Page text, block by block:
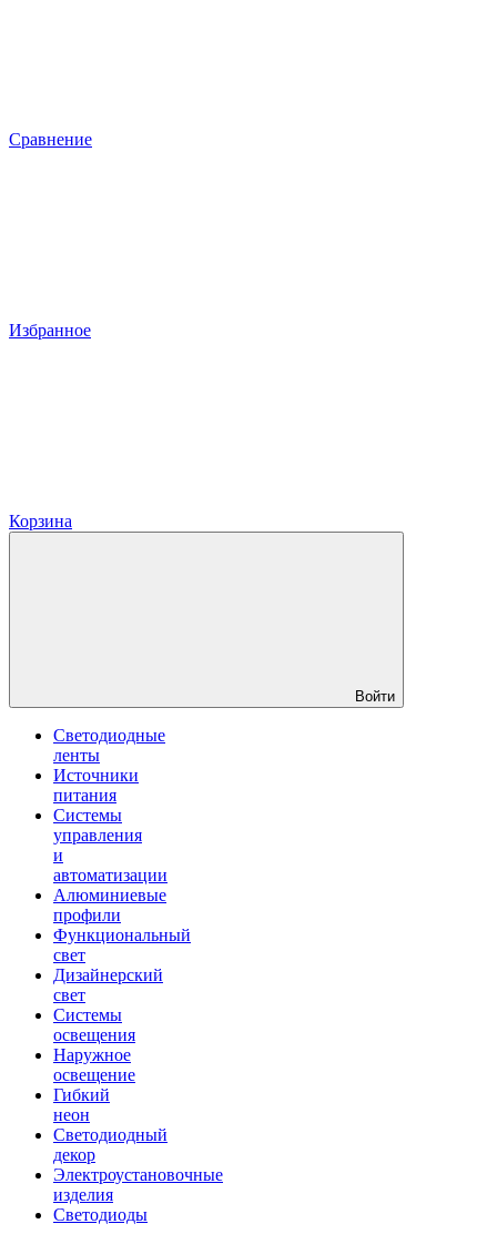
Сравнение
Избранное
Корзина
Войти
Светодиодные
ленты
Источники
питания
Системы
управления
и
автоматизации
Алюминиевые
профили
Функциональный
свет
Дизайнерский
свет
Системы
освещения
Наружное
освещение
Гибкий
неон
Светодиодный
декор
Электроустановочные
изделия
Светодиоды